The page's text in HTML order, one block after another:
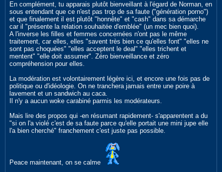
En complément, tu apparais plutôt bienveillant à l'égard de Norman, en
sous entendant que ce n'est pas trop de sa faute ("génération porno")
et que finalement il est plutôt "honnête" et "cash" dans sa démarche
car il "présente la relation souhaitée d'emblée" (un mec bien quoi).
A l'inverse les filles et femmes concernées n'ont pas le même
traitement, car elles, elles "savent très bien ce qu'elles font" "elles ne
sont pas choquées" "elles acceptent le deal" "elles trichent et
mentent" "elle doit assumer". Zéro bienveillance et zéro
compréhension pour elles.
La modération est volontairement légère ici, et encore une fois pas de
politique ou d'idéologie. On ne tranchera jamais entre une poire à
lavement et un sandwich au caca.
Il n'y a aucun woke carabiné parmis les modérateurs.
Mais lire des propos qui -en résumant rapidement- s'apparentent a du
"si on l'a violé c'est de sa faute parce qu'elle portait une mini jupe elle
l'a bien cherché" franchement c'est juste pas possible.
Peace maintenant, on se calme